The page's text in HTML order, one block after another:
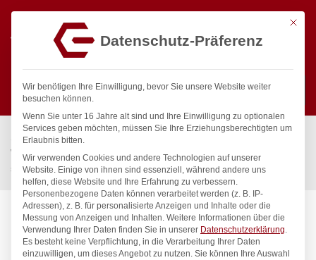
Suchen
Start / Gastronomiebedarf & Gastro Geräte für Profis
Wassertechnik
Wellnes
spa Kneipp’sche Garnitur 3/4″ Ø 27mm 3/4″ ÜM
Mit
Datenschutz-Präferenz
Wir benötigen Ihre Einwilligung, bevor Sie unsere Website weiter
besuchen können.
Wenn Sie unter 16 Jahre alt sind und Ihre Einwilligung zu optionalen
Services geben möchten, müssen Sie Ihre Erziehungsberechtigten um
Erlaubnis bitten.
Wir verwenden Cookies und andere Technologien auf unserer
Website. Einige von ihnen sind essenziell, während andere uns
helfen, diese Website und Ihre Erfahrung zu verbessern.
Personenbezogene Daten können verarbeitet werden (z. B. IP-
Adressen), z. B. für personalisierte Anzeigen und Inhalte oder die
Messung von Anzeigen und Inhalten. Weitere Informationen über die
Verwendung Ihrer Daten finden Sie in unserer Datenschutzerklärung.
Es besteht keine Verpflichtung, in die Verarbeitung Ihrer Daten
einzuwilligen, um dieses Angebot zu nutzen. Sie können Ihre Auswahl